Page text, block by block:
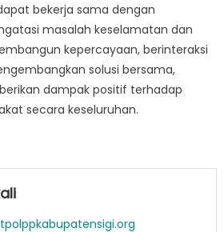
bekerja sama dengan
masalah keselamatan dan
kepercayaan, berinteraksi
solusi bersama,
dampak positif terhadap
secara keseluruhan.